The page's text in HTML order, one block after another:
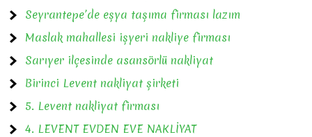
Seyrantepe’de eşya taşıma firması lazım
Maslak mahallesi işyeri nakliye firması
Sarıyer ilçesinde asansörlü nakliyat
Birinci Levent nakliyat şirketi
5. Levent nakliyat firması
4. LEVENT EVDEN EVE NAKLİYAT